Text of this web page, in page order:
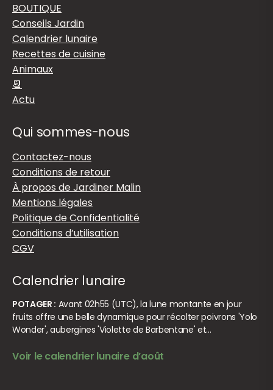
BOUTIQUE
Conseils Jardin
Calendrier lunaire
Recettes de cuisine
Animaux
📆
Actu
Qui sommes-nous
Contactez-nous
Conditions de retour
À propos de Jardiner Malin
Mentions légales
Politique de Confidentialité
Conditions d’utilisation
CGV
Calendrier lunaire
POTAGER : Avant 02h55 (UTC), la lune montante en jour
fruits offre une belle dynamique pour récolter poivrons 'Yolo
Wonder', aubergines 'Violette de Barbentane' et…
Voir le calendrier lunaire d’août